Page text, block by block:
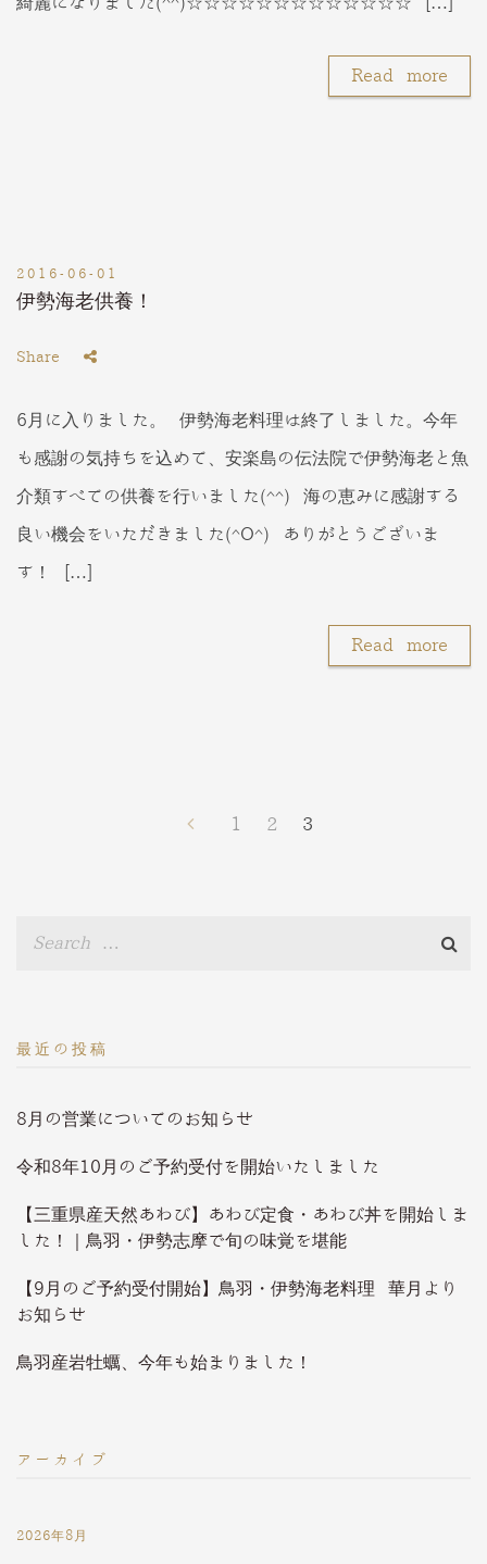
Read more
2016-06-01
伊勢海老供養！
Share
6月に入りました。 伊勢海老料理は終了しました。今年
も感謝の気持ちを込めて、安楽島の伝法院で伊勢海老と魚
介類すべての供養を行いました(^^) 海の恵みに感謝する
良い機会をいただきました(^O^) ありがとうございま
す！ […]
Read more
シ
1 2 3
最近の投稿
8月の営業についてのお知らせ
令和8年10月のご予約受付を開始いたしました
【三重県産天然あわび】あわび定食・あわび丼を開始しま
した！｜鳥羽・伊勢志摩で旬の味覚を堪能
【9月のご予約受付開始】鳥羽・伊勢海老料理 華月より
お知らせ
鳥羽産岩牡蠣、今年も始まりました！
アーカイブ
2026年8月